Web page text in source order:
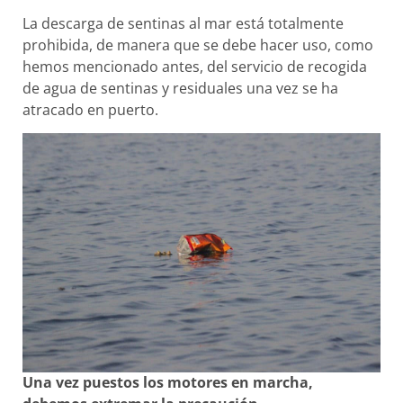
La descarga de sentinas al mar está totalmente
prohibida, de manera que se debe hacer uso, como
hemos mencionado antes, del servicio de recogida
de agua de sentinas y residuales una vez se ha
atracado en puerto.
Una vez puestos los motores en marcha,